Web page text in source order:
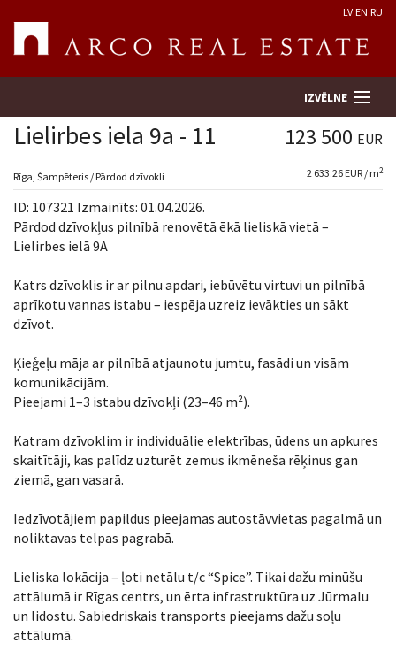
LV EN RU
IZVĒLNE
Meklēt īpašumu
Novērtēt īpašumu
Pakalpojumi
Kontakti
Lielirbes iela 9a - 11 123 500 EUR
Rīga, Šampēteris / Pārdod dzīvokli 2 633.26 EUR / m2
ID: 107321 Izmainīts: 01.04.2026.
Pārdod dzīvokļus pilnībā renovētā ēkā lieliskā vietā –
Lielirbes ielā 9A
Katrs dzīvoklis ir ar pilnu apdari, iebūvētu virtuvi un pilnībā
aprīkotu vannas istabu – iespēja uzreiz ievākties un sākt
dzīvot.
Ķieģeļu māja ar pilnībā atjaunotu jumtu, fasādi un visām
komunikācijām.
Pieejami 1–3 istabu dzīvokļi (23–46 m²).
Katram dzīvoklim ir individuālie elektrības, ūdens un apkures
skaitītāji, kas palīdz uzturēt zemus ikmēneša rēķinus gan
ziemā, gan vasarā.
Iedzīvotājiem papildus pieejamas autostāvvietas pagalmā un
noliktavas telpas pagrabā.
Lieliska lokācija – ļoti netālu t/c “Spice”. Tikai dažu minūšu
attālumā ir Rīgas centrs, un ērta infrastruktūra uz Jūrmalu
un lidostu. Sabiedriskais transports pieejams dažu soļu
attālumā.